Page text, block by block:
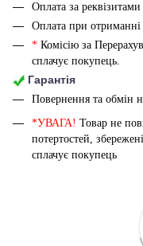
Оплата за реквізитами
Оплата при отриманні
* Комісію за
сплачує покупець.
Гарантія
Повернення та обмін
*УВАГА! Товар не
потертостей,
сплачує покупець